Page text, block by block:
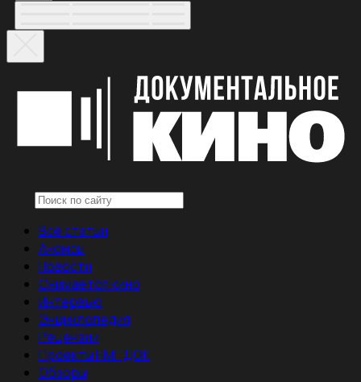
Все статьи
Анонсы
Новости
Снимается кино
Интервью
Энциклопедия
Рецензии
Проекты НМГ ДОК
Обзоры